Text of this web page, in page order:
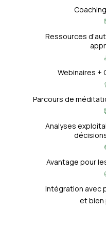
Ressources
Webinaires +
Parcours de
Analyses
Avantage pour
Intégration avec
et bien